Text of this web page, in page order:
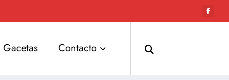
Gacetas Contacto